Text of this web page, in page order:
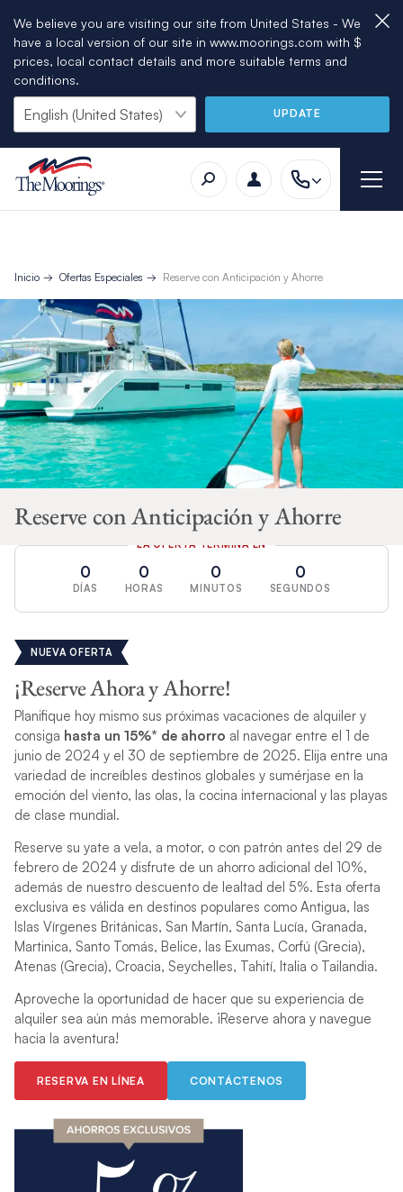
We believe you are visiting our site from United States - We
have a local version of our site in www.moorings.com with $
prices, local contact details and more suitable terms and
conditions.
UPDATE
Inicio Ofertas Especiales Reserve con Anticipación y Ahorre
Reserve con Anticipación y Ahorre
LA OFERTA TERMINA EN
0
DÍAS
0
HORAS
0
MINUTOS
0
SEGUNDOS
NUEVA OFERTA
¡Reserve Ahora y Ahorre!
Planifique hoy mismo sus próximas vacaciones de alquiler y
consiga hasta un 15%* de ahorro al navegar entre el 1 de
junio de 2024 y el 30 de septiembre de 2025. Elija entre una
variedad de increíbles destinos globales y sumérjase en la
emoción del viento, las olas, la cocina internacional y las playas
de clase mundial.
Reserve su yate a vela, a motor, o con patrón antes del 29 de
febrero de 2024 y disfrute de un ahorro adicional del 10%,
además de nuestro descuento de lealtad del 5%. Esta oferta
exclusiva es válida en destinos populares como Antigua, las
Islas Vírgenes Británicas, San Martín, Santa Lucía, Granada,
Martinica, Santo Tomás, Belice, las Exumas, Corfú (Grecia),
Atenas (Grecia), Croacia, Seychelles, Tahití, Italia o Tailandia.
Aproveche la oportunidad de hacer que su experiencia de
alquiler sea aún más memorable. ¡Reserve ahora y navegue
hacia la aventura!
RESERVA EN LÍNEA CONTÁCTENOS